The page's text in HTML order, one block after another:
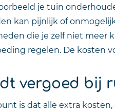
je tuin
kan pijnlijk of
die je zelf niet meer
regelen. De kosten
vergoed bij
is dat alle extra